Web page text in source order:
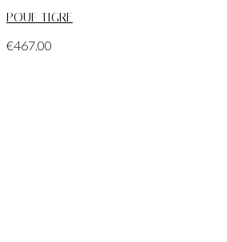
POUF TIGRE
€467.00